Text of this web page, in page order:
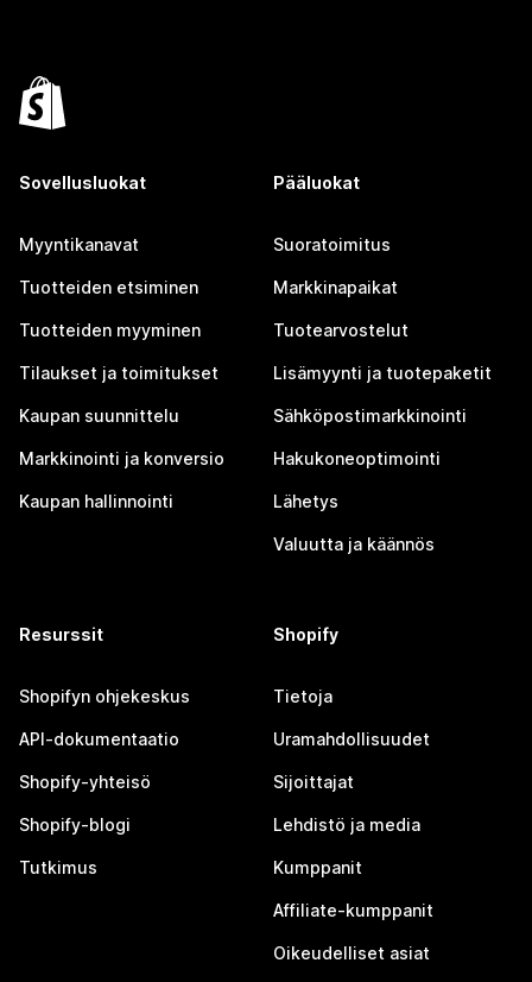
Sovellusluokat
Myyntikanavat
Tuotteiden etsiminen
Tuotteiden myyminen
Tilaukset ja toimitukset
Kaupan suunnittelu
Markkinointi ja konversio
Kaupan hallinnointi
Pääluokat
Suoratoimitus
Markkinapaikat
Tuotearvostelut
Lisämyynti ja tuotepaketit
Sähköpostimarkkinointi
Hakukoneoptimointi
Lähetys
Valuutta ja käännös
Resurssit
Shopifyn ohjekeskus
API-dokumentaatio
Shopify-yhteisö
Shopify-blogi
Tutkimus
Shopify
Tietoja
Uramahdollisuudet
Sijoittajat
Lehdistö ja media
Kumppanit
Affiliate-kumppanit
Oikeudelliset asiat